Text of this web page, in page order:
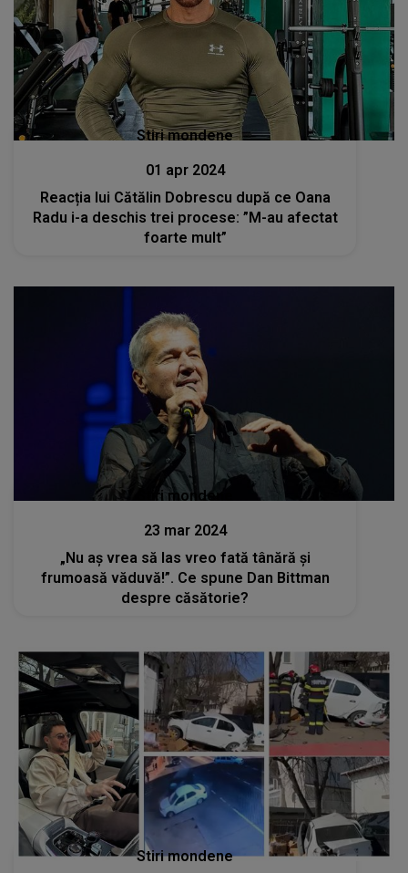
Stiri mondene
01 apr 2024
Reacția lui Cătălin Dobrescu după ce Oana
Radu i-a deschis trei procese: ”M-au afectat
foarte mult”
Stiri mondene
23 mar 2024
„Nu aș vrea să las vreo fată tânără și
frumoasă văduvă!”. Ce spune Dan Bittman
despre căsătorie?
Stiri mondene